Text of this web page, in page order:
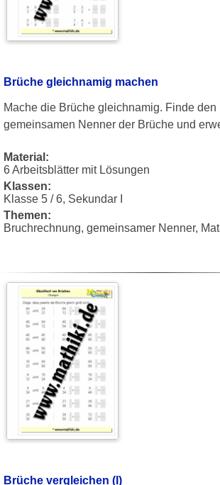
Brüche gleichnamig machen
Mache die Brüche gleichnamig. Finde den
gemeinsamen Nenner der Brüche und
Material:
6 Arbeitsblätter mit Lösungen
Klassen:
Klasse 5 / 6, Sekundar I
Themen:
Bruchrechnung, gemeinsamer Nenner,
Brüche vergleichen (I)